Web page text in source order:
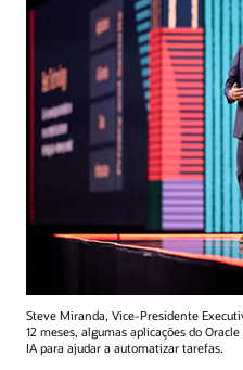
Steve Miranda, Vice-Presidente
12 meses, algumas aplicações do
IA para ajudar a automatizar tarefas.